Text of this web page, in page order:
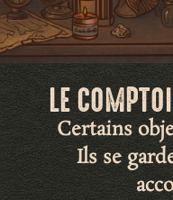
LE
Certains
Ils se